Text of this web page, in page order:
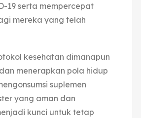
19 serta mempercepat
mereka yang telah
kesehatan dimanapun
menerapkan pola hidup
suplemen
yang aman dan
kunci untuk tetap